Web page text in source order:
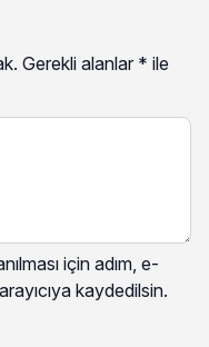
Gerekli alanlar * ile
için adım, e-
kaydedilsin.